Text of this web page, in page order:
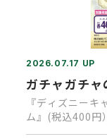
2026.07.17 UP
ガチャガチャ
『ディズニー
ム』(税込400円
の中に入ったデ